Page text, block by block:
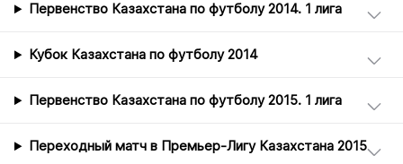
Первенство Казахстана по футболу 2014. 1 лига
Кубок Казахстана по футболу 2014
Первенство Казахстана по футболу 2015. 1 лига
Переходный матч в Премьер-Лигу Казахстана 2015